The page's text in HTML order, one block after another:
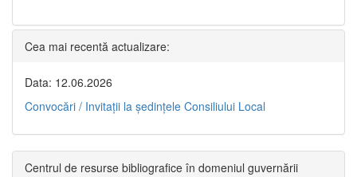
Cea mai recentă actualizare:
Data: 12.06.2026
Convocări / Invitaţii la şedinţele Consiliului Local
Centrul de resurse bibliografice în domeniul guvernării